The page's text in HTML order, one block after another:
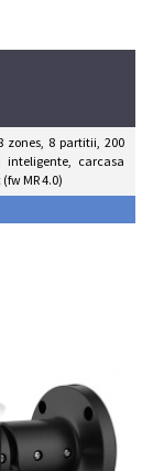
zones, 8 partitii, 200
carcasa
MR 4.0)